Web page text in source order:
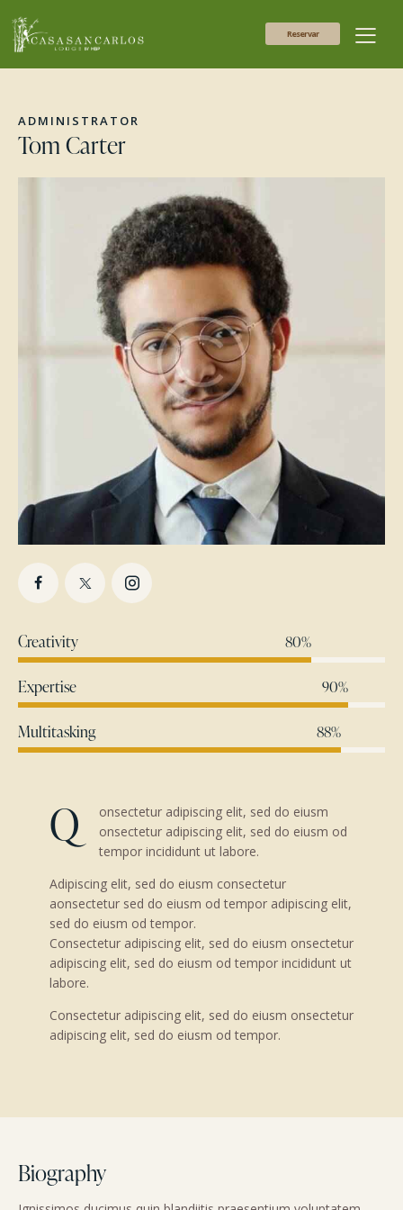
Reservar
ADMINISTRATOR
Tom Carter
Creativity 80%
Expertise 90%
Multitasking 88%
Q
onsectetur adipiscing elit, sed do eiusm
onsectetur adipiscing elit, sed do eiusm od
tempor incididunt ut labore.
Adipiscing elit, sed do eiusm consectetur
aonsectetur sed do eiusm od tempor adipiscing elit,
sed do eiusm od tempor.
Consectetur adipiscing elit, sed do eiusm onsectetur
adipiscing elit, sed do eiusm od tempor incididunt ut
labore.
Consectetur adipiscing elit, sed do eiusm onsectetur
adipiscing elit, sed do eiusm od tempor.
Biography